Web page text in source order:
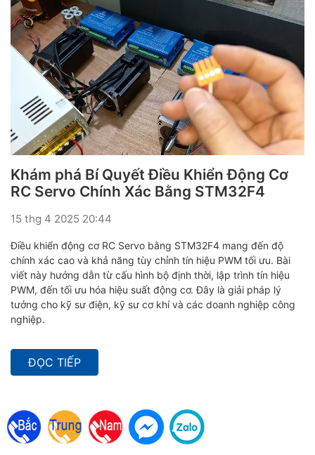
Khám phá Bí Quyết Điều Khiển Động Cơ
RC Servo Chính Xác Bằng STM32F4
15 thg 4 2025 20:44
Điều khiển động cơ RC Servo bằng STM32F4 mang đến độ
chính xác cao và khả năng tùy chỉnh tín hiệu PWM tối ưu. Bài
viết này hướng dẫn từ cấu hình bộ định thời, lập trình tín hiệu
PWM, đến tối ưu hóa hiệu suất động cơ. Đây là giải pháp lý
tưởng cho kỹ sư điện, kỹ sư cơ khí và các doanh nghiệp công
nghiệp.
ĐỌC TIẾP